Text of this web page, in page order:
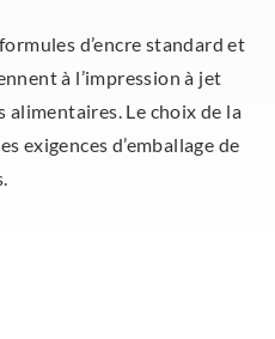
d’encre standard et
à l’impression à jet
alimentaires. Le choix de la
exigences d’emballage de